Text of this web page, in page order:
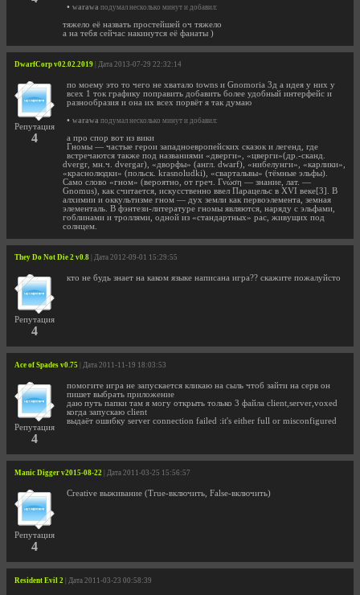
• warawa подумал несколько минут и добавил:
тяжело её назвать простейшей оч тяжело
а на тебя сейчас накинутся её фанаты )
DwarfCorp v02.02.2019 | Дата 2013-07-29 22:32:14
Репутация
4
по моему это то чего не хватало towns и Gnomoria 3д а идея у них у
всех 1 ток графику поправить добавить более удобный интерфейс и
разнообразия и она их всех порвёт я так думаю
• warawa подумал несколько минут и добавил:
а про спор вот из вики
Гномы — частые герои западноевропейских сказок и легенд, где
встречаются также под названиями «дверги», «цверги»(др.-сканд.
dvergr, мн.ч. dvergar), «дворфы» (англ. dwarf), «нибелунги», «карлики»,
«краснолюдки» (польск. krasnoludki), «свартальвы» (тёмные эльфы).
Само слово «гном» (вероятно, от греч. Γνώση — знание, лат. —
Gnomus), как считается, искусственно ввел Парацельс в XVI веке[3]. В
алхимии и оккультизме гном — дух земли как первоэлемента, земная
элементаль. В фэнтези-литературе гномы являются, наряду с эльфами,
гоблинами и троллями, одной из «стандартных» рас, живущих под
солнцем.
They Do Not Die 2 v0.8 | Дата 2012-09-01 15:29:55
Репутация
4
кто не будь знает на каком языке написана игра?? скажите пожалуйсто
Ace of Spades v0.75 | Дата 2011-11-19 18:03:53
Репутация
4
помогите игра не запускается кликаю на сыль чтоб зайти на серв он
пишет выбрать приложение
даю путь папки там я могу открыть только 3 файла client,server,voxed
когда запускаю client
выдаёт ошибку server connection failed :it's either full or misconfigured
Manic Digger v2015-08-22 | Дата 2011-03-25 15:56:57
Репутация
4
Creative выживание (True-включить, False-включить)
Resident Evil 2 | Дата 2011-03-23 00:58:39